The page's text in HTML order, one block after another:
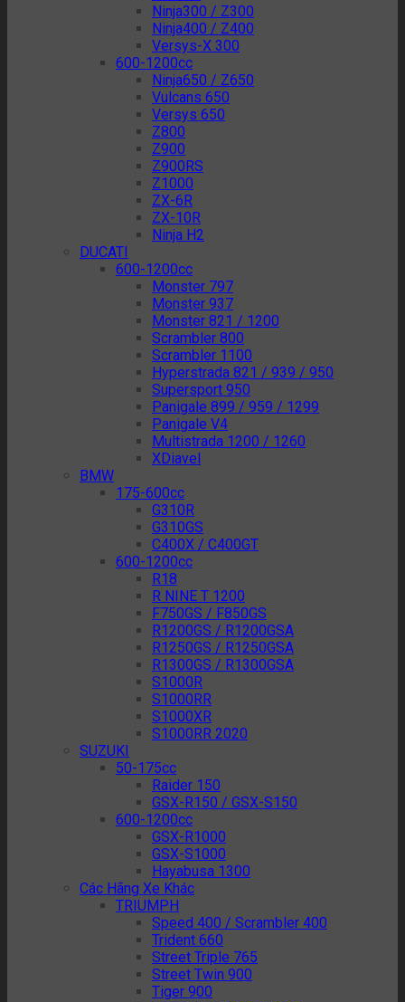
Ninja300 / Z300
Ninja400 / Z400
Versys-X 300
600-1200cc
Ninja650 / Z650
Vulcans 650
Versys 650
Z800
Z900
Z900RS
Z1000
ZX-6R
ZX-10R
Ninja H2
DUCATI
600-1200cc
Monster 797
Monster 937
Monster 821 / 1200
Scrambler 800
Scrambler 1100
Hyperstrada 821 / 939 / 950
Supersport 950
Panigale 899 / 959 / 1299
Panigale V4
Multistrada 1200 / 1260
XDiavel
BMW
175-600cc
G310R
G310GS
C400X / C400GT
600-1200cc
R18
R NINE T 1200
F750GS / F850GS
R1200GS / R1200GSA
R1250GS / R1250GSA
R1300GS / R1300GSA
S1000R
S1000RR
S1000XR
S1000RR 2020
SUZUKI
50-175cc
Raider 150
GSX-R150 / GSX-S150
600-1200cc
GSX-R1000
GSX-S1000
Hayabusa 1300
Các Hãng Xe Khác
TRIUMPH
Speed 400 / Scrambler 400
Trident 660
Street Triple 765
Street Twin 900
Tiger 900